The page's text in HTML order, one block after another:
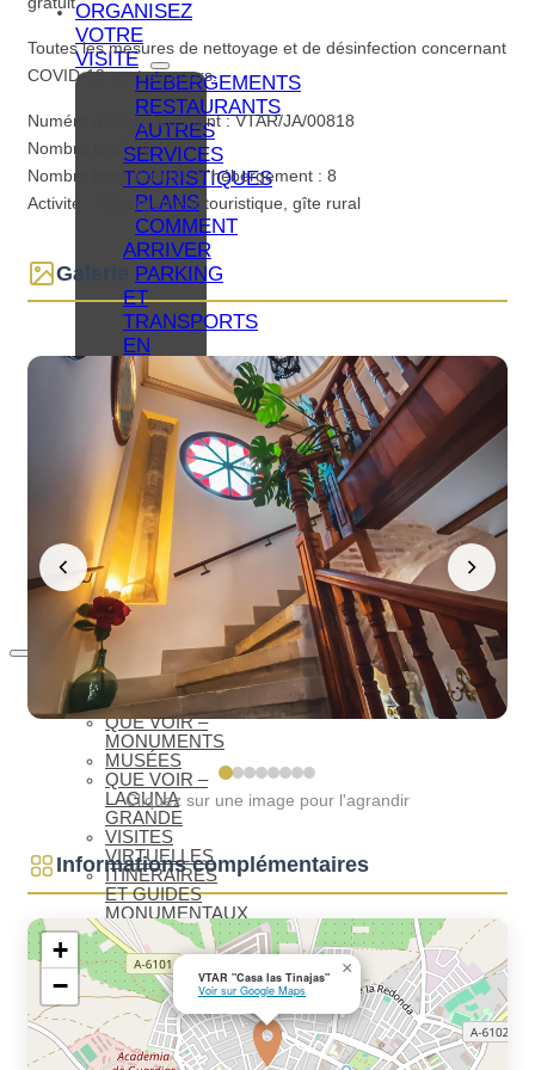
ORGANISEZ
VOTRE
VISITE
HÉBERGEMENTS
RESTAURANTS
AUTRES
SERVICES
TOURISTIQUES
PLANS
COMMENT
ARRIVER
PARKING
ET
TRANSPORTS
EN
COMMUN
OFFICE
DU
TOURISME
BAEZA
ACCESSIBLE
BAEZA,
PATRIMOINE
MONDIAL
BIENVENUE
À BAEZA
QUE VOIR
ESSENTIELS
QUE VOIR –
MONUMENTS
MUSÉES
QUE VOIR –
LAGUNA
GRANDE
VISITES
VIRTUELLES
ITINÉRAIRES
ET GUIDES
MONUMENTAUX
OLÉOTOURISME
GASTRONOMIE
DE BAEZA
VACANCES
ET SEMAINE
SAINTE
QUE SAVOIR
Toutes les mesures de nettoyage et de désinfection concernant
COVID-19 sont en cours.
Numéro d'enregistrement : VTAR/JA/00818
Nombre total : 4
Nombre total d´unités d´hébergement : 8
Activité : Hébergement touristique, gîte rural
Galerie
Cliquez sur une image pour l'agrandir
Informations complémentaires
VTAR "Casa las Tinajas"
Voir sur Google Maps
×
+
−